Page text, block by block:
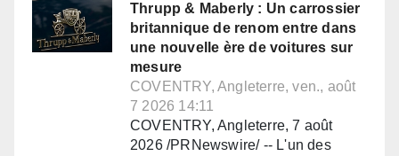
Thrupp & Maberly : Un carrossier
britannique de renom entre dans
une nouvelle ère de voitures sur
mesure
COVENTRY, Angleterre, ven., août
7 2026 14:11
COVENTRY, Angleterre, 7 août
2026 /PRNewswire/ -- L'un des